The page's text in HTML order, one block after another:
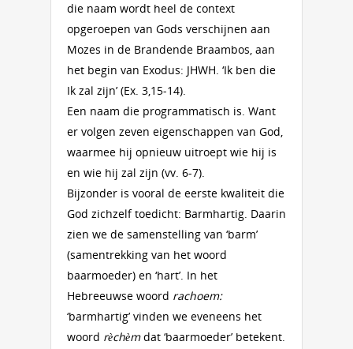
die naam wordt heel de context
opgeroepen van Gods verschijnen aan
Mozes in de Brandende Braambos, aan
het begin van Exodus: JHWH. ‘Ik ben die
Ik zal zijn’ (Ex. 3,15-14).
Een naam die programmatisch is. Want
er volgen zeven eigenschappen van God,
waarmee hij opnieuw uitroept wie hij is
en wie hij zal zijn (vv. 6-7).
Bijzonder is vooral de eerste kwaliteit die
God zichzelf toedicht: Barmhartig. Daarin
zien we de samenstelling van ‘barm’
(samentrekking van het woord
baarmoeder) en ‘hart’. In het
Hebreeuwse woord rachoem:
‘barmhartig’ vinden we eveneens het
woord rèchèmdat ‘baarmoeder’ betekent.